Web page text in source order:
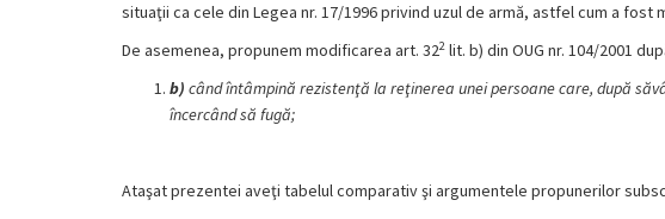
situaţii ca cele din Legea nr. 17/1996 privind uzul de armă, astfel cum a fost
De asemenea, propunem modificarea art. 322 lit. b) din OUG nr. 104/2001
b) când întâmpină rezistenţă la reţinerea unei persoane care, după
încercând să fugă;
Ataşat prezentei aveţi tabelul comparativ şi argumentele propunerilor